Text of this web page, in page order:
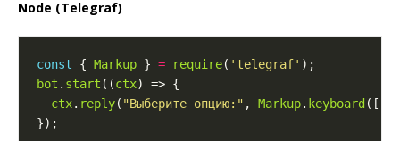
Node (Telegraf)
const { Markup } = require( 'telegraf'
bot . start ((ctx
ctx. reply( "Выберите опцию:" , Markup. keyboard ([[